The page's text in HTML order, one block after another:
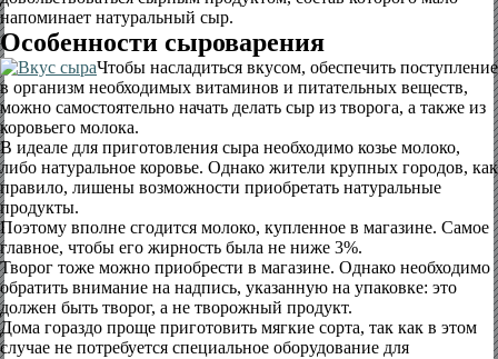
напоминает натуральный сыр.
Особенности сыроварения
Чтобы насладиться вкусом, обеспечить поступление
в организм необходимых витаминов и питательных веществ,
можно самостоятельно начать делать сыр из творога, а также из
коровьего молока.
В идеале для приготовления сыра необходимо козье молоко,
либо натуральное коровье. Однако жители крупных городов, как
правило, лишены возможности приобретать натуральные
продукты.
Поэтому вполне сгодится молоко, купленное в магазине. Самое
главное, чтобы его жирность была не ниже 3%.
Творог тоже можно приобрести в магазине. Однако необходимо
обратить внимание на надпись, указанную на упаковке: это
должен быть творог, а не творожный продукт.
Дома гораздо проще приготовить мягкие сорта, так как в этом
случае не потребуется специальное оборудование для